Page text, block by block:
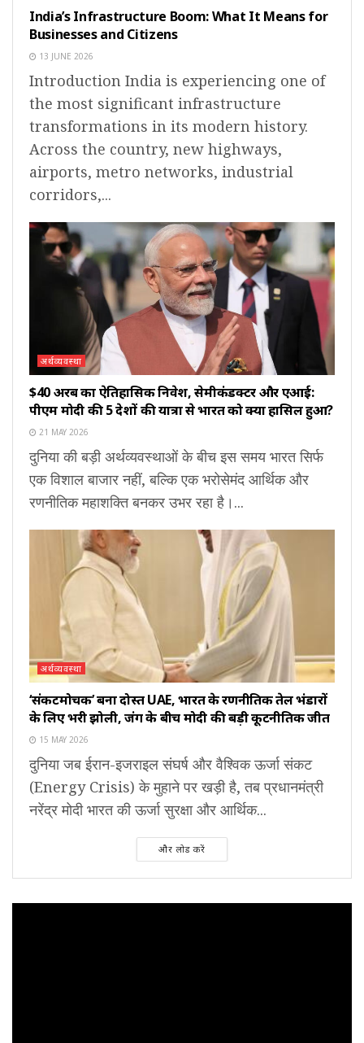
India’s Infrastructure Boom: What It Means for
Businesses and Citizens
13 JUNE 2026
Introduction India is experiencing one of
the most significant infrastructure
transformations in its modern history.
Across the country, new highways,
airports, metro networks, industrial
corridors,...
अर्थव्यवस्था
$40 अरब का ऐतिहासिक निवेश, सेमीकंडक्टर और एआई:
पीएम मोदी की 5 देशों की यात्रा से भारत को क्या हासिल हुआ?
21 MAY 2026
दुनिया की बड़ी अर्थव्यवस्थाओं के बीच इस समय भारत सिर्फ
एक विशाल बाजार नहीं, बल्कि एक भरोसेमंद आर्थिक और
रणनीतिक महाशक्ति बनकर उभर रहा है।...
अर्थव्यवस्था
‘संकटमोचक’ बना दोस्त UAE, भारत के रणनीतिक तेल भंडारों
के लिए भरी झोली, जंग के बीच मोदी की बड़ी कूटनीतिक जीत
15 MAY 2026
दुनिया जब ईरान-इजराइल संघर्ष और वैश्विक ऊर्जा संकट
(Energy Crisis) के मुहाने पर खड़ी है, तब प्रधानमंत्री
नरेंद्र मोदी भारत की ऊर्जा सुरक्षा और आर्थिक...
और लोड करें